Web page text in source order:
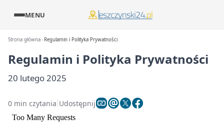
MENU
Strona główna Regulamin i Polityka Prywatności
Regulamin i Polityka Prywatności
20 lutego 2025
0 min czytania Udostępnij